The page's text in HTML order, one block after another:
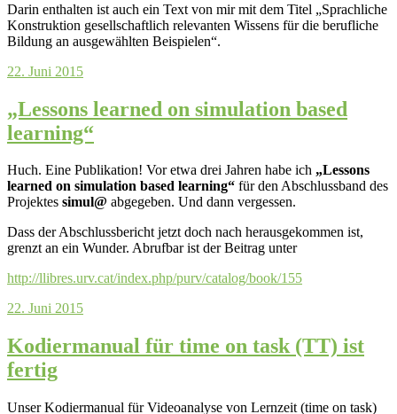
Darin enthalten ist auch ein Text von mir mit dem Titel „Sprachliche
Konstruktion gesellschaftlich relevanten Wissens für die berufliche
Bildung an ausgewählten Beispielen“.
22. Juni 2015
„Lessons learned on simulation based
learning“
Huch. Eine Publikation! Vor etwa drei Jahren habe ich „Lessons
learned on simulation based learning“ für den Abschlussband des
Projektes simul@ abgegeben. Und dann vergessen.
Dass der Abschlussbericht jetzt doch nach herausgekommen ist,
grenzt an ein Wunder. Abrufbar ist der Beitrag unter
http://llibres.urv.cat/index.php/purv/catalog/book/155
22. Juni 2015
Kodiermanual für time on task (TT) ist
fertig
Unser Kodiermanual für Videoanalyse von Lernzeit (time on task)